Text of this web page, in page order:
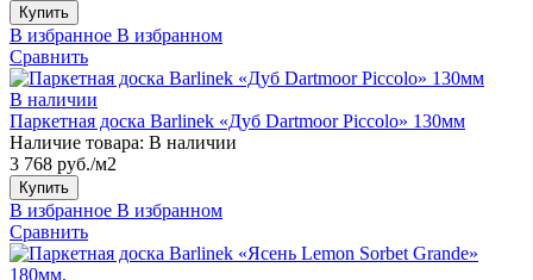
Купить
В избранное В избранном
Сравнить
В наличии
Паркетная доска Barlinek «Дуб Dartmoor Piccolo» 130мм
Наличие товара: В наличии
3 768 руб./м2
Купить
В избранное В избранном
Сравнить